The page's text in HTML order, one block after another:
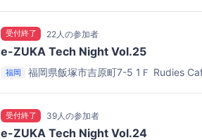
受付終了 22人の参加者
e-ZUKA Tech Night Vol.25
福岡 福岡県飯塚市吉原町7-5 1Ｆ Rudies
受付終了 39人の参加者
e-ZUKA Tech Night Vol.24